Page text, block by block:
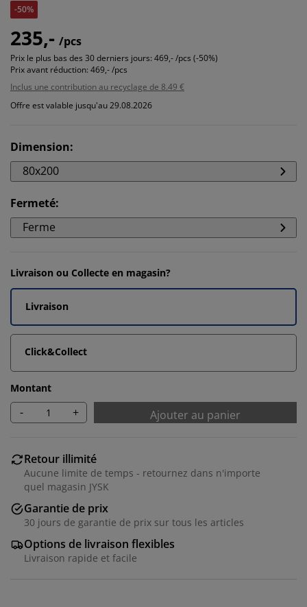
-50%
235,- /pcs
Prix le plus bas des 30 derniers jours: 469,- /pcs (-50%)
Prix avant réduction: 469,- /pcs
Inclus une contribution au recyclage de 8.49 €
Offre est valable jusqu'au 29.08.2026
Dimension:
80x200
Fermeté:
Ferme
Livraison ou Collecte en magasin?
Livraison
Click&Collect
Montant
- + Ajouter au panier
Retour illimité
Aucune limite de temps - retournez dans n'importe
quel magasin JYSK
Garantie de prix
30 jours de garantie de prix sur tous les articles
Options de livraison flexibles
Livraison rapide et facile